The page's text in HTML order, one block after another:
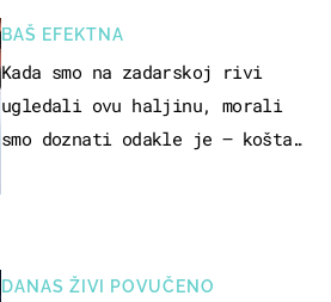
DANAS ŽIVI POVUČENO
BAŠ EFEKTNA
Kada smo na zadarskoj rivi
ugledali ovu haljinu, morali
smo doznati odakle je – košta